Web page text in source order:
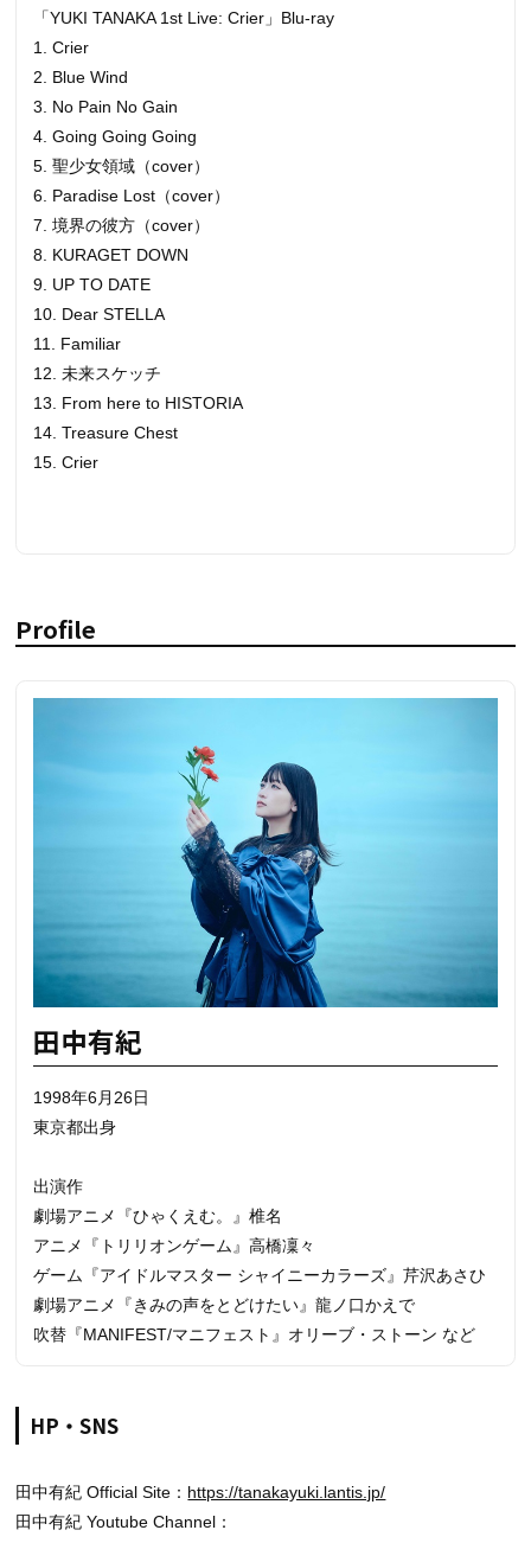
「YUKI TANAKA 1st Live: Crier」Blu-ray
1. Crier
2. Blue Wind
3. No Pain No Gain
4. Going Going Going
5. 聖少女領域（cover）
6. Paradise Lost（cover）
7. 境界の彼方（cover）
8. KURAGET DOWN
9. UP TO DATE
10. Dear STELLA
11. Familiar
12. 未来スケッチ
13. From here to HISTORIA
14. Treasure Chest
15. Crier
Profile
田中有紀
1998年6月26日
東京都出身
出演作
劇場アニメ『ひゃくえむ。』椎名
アニメ『トリリオンゲーム』高橋凜々
ゲーム『アイドルマスター シャイニーカラーズ』芹沢あさひ
劇場アニメ『きみの声をとどけたい』龍ノ口かえで
吹替『MANIFEST/マニフェスト』オリーブ・ストーン など
HP・SNS
田中有紀 Official Site： https://tanakayuki.lantis.jp/
田中有紀 Youtube Channel：